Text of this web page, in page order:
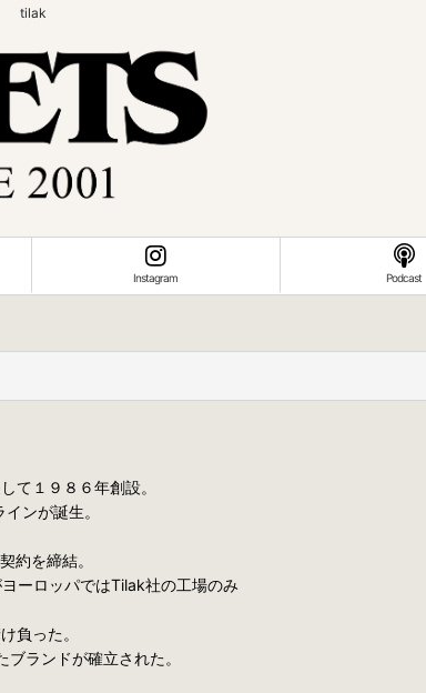
tilak
Instagram Podcast
て１９８６年創設。
ンが誕生。
約を締結。
ーロッパではTilak社の工場のみ
負った。
ランドが確立された。